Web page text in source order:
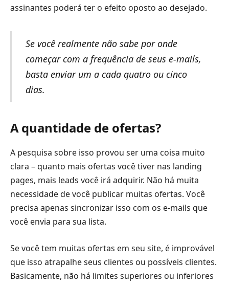
assinantes poderá ter o efeito oposto ao desejado.
Se você realmente não sabe por onde
começar com a frequência de seus e-mails,
basta enviar um a cada quatro ou cinco
dias.
A quantidade de ofertas?
A pesquisa sobre isso provou ser uma coisa muito
clara – quanto mais ofertas você tiver nas landing
pages, mais leads você irá adquirir. Não há muita
necessidade de você publicar muitas ofertas. Você
precisa apenas sincronizar isso com os e-mails que
você envia para sua lista.
Se você tem muitas ofertas em seu site, é improvável
que isso atrapalhe seus clientes ou possíveis clientes.
Basicamente, não há limites superiores ou inferiores